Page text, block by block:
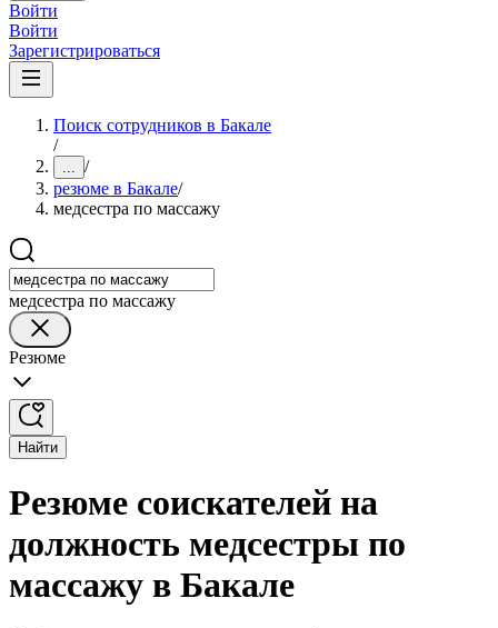
Войти
Войти
Зарегистрироваться
Поиск сотрудников в Бакале
/
... /
резюме в Бакале/
медсестра по массажу
медсестра по массажу
Резюме
Найти
Резюме соискателей на
должность медсестры по
массажу в Бакале